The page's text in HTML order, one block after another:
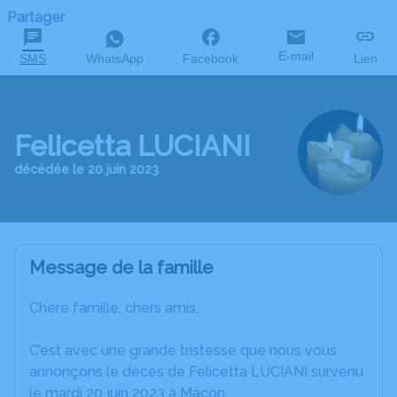
Partager
SMS WhatsApp Facebook E-mail Lien
Felicetta LUCIANI
décédée le 20 juin 2023
Message de la famille
Chère famille, chers amis,
C’est avec une grande tristesse que nous vous
annonçons le décès de Felicetta LUCIANI survenu
le mardi 20 juin 2023 à Mâcon.